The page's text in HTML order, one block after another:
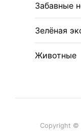
Забавные
Зелёная
Животные
Copyright ©